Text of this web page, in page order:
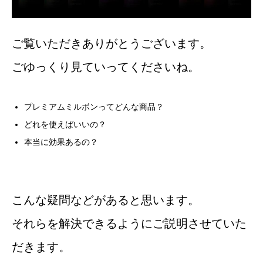
ご覧いただきありがとうございます。
ごゆっくり見ていってくださいね。
プレミアムミルボンってどんな商品？
どれを使えばいいの？
本当に効果あるの？
こんな疑問などがあると思います。
それらを解決できるようにご説明させていた
だきます。